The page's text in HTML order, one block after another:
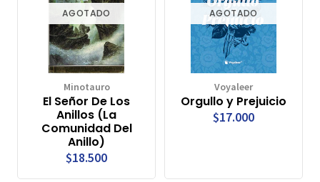
AGOTADO
Minotauro
El Señor De Los
Anillos (La
Comunidad Del
Anillo)
$18.500
AGOTADO
Voyaleer
Orgullo y Prejuicio
$17.000